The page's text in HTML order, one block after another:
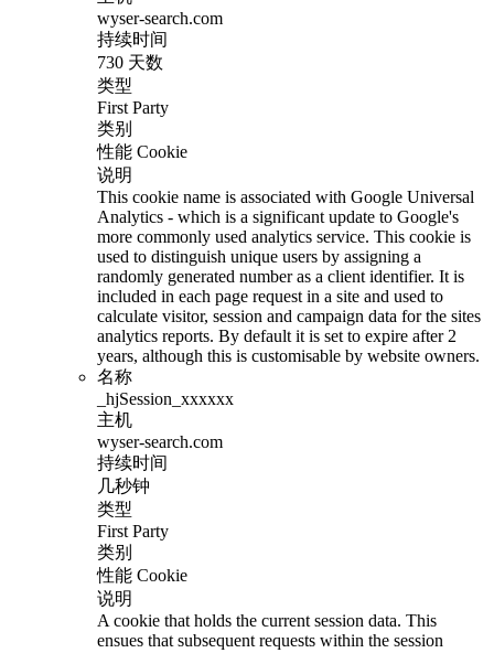
wyser-search.com
持续时间
730 天数
类型
First Party
类别
性能 Cookie
说明
This cookie name is associated with Google Universal
Analytics - which is a significant update to Google's
more commonly used analytics service. This cookie is
used to distinguish unique users by assigning a
randomly generated number as a client identifier. It is
included in each page request in a site and used to
calculate visitor, session and campaign data for the sites
analytics reports. By default it is set to expire after 2
years, although this is customisable by website owners.
名称
_hjSession_xxxxxx
主机
wyser-search.com
持续时间
几秒钟
类型
First Party
类别
性能 Cookie
说明
A cookie that holds the current session data. This
ensues that subsequent requests within the session